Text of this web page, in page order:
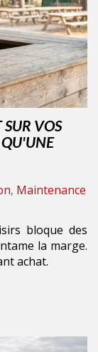
VOS
QU'UNE
, Maintenance
bloque des
la marge.
achat.